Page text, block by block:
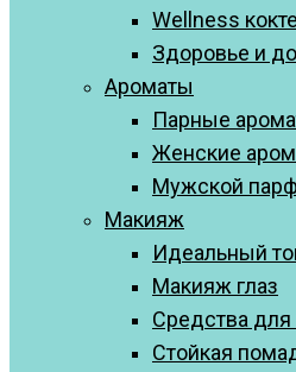
Wellness
Здоровье и
Ароматы
Парные
Женские
Мужской
Макияж
Идеальный
Макияж глаз
Средства
Стойкая